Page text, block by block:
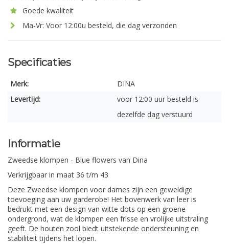
Goede kwaliteit
Ma-Vr: Voor 12:00u besteld, die dag verzonden
Specificaties
Merk:
DINA
Levertijd:
voor 12:00 uur besteld is
dezelfde dag verstuurd
Informatie
Zweedse klompen - Blue flowers van Dina
Verkrijgbaar in maat 36 t/m 43
Deze Zweedse klompen voor dames zijn een geweldige
toevoeging aan uw garderobe! Het bovenwerk van leer is
bedrukt met een design van witte dots op een groene
ondergrond, wat de klompen een frisse en vrolijke uitstraling
geeft. De houten zool biedt uitstekende ondersteuning en
stabiliteit tijdens het lopen.